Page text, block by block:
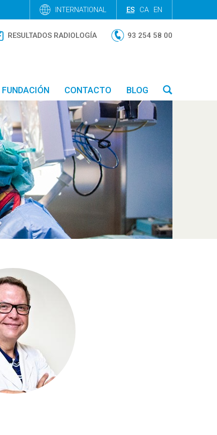
INTERNATIONAL ES CA EN
RESULTADOS RADIOLOGÍA 93 254 58 00
FUNDACIÓN CONTACTO BLOG